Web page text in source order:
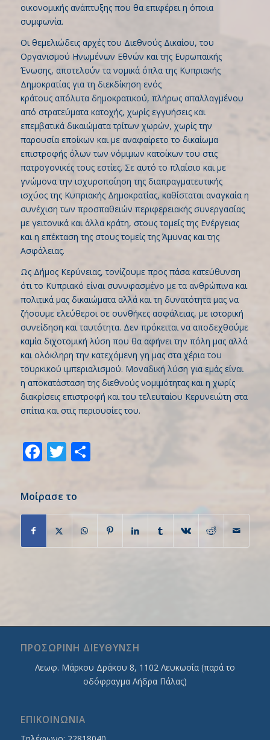
οικονομικής ανάπτυξης που θα επιφέρει η όποια
συμφωνία.
Οι θεμελιώδεις αρχές του Διεθνούς Δικαίου, του
Οργανισμού Ηνωμένων Εθνών και της Ευρωπαϊκής
Ένωσης, αποτελούν τα νομικά όπλα της Κυπριακής
Δημοκρατίας για τη διεκδίκηση ενός
κράτους απόλυτα δημοκρατικού, πλήρως απαλλαγμένου
από στρατεύματα κατοχής, χωρίς εγγυήσεις και
επεμβατικά δικαιώματα τρίτων χωρών, χωρίς την
παρουσία εποίκων και με αναφαίρετο το δικαίωμα
επιστροφής όλων των νόμιμων κατοίκων του στις
πατρογονικές τους εστίες. Σε αυτό το πλαίσιο και με
γνώμονα την ισχυροποίηση της διαπραγματευτικής
ισχύος της Κυπριακής Δημοκρατίας, καθίσταται αναγκαία η
συνέχιση των προσπαθειών περιφερειακής συνεργασίας
με γειτονικά και άλλα κράτη, στους τομείς της Ενέργειας
και η επέκταση της στους τομείς της Άμυνας και της
Ασφάλειας.
Ως Δήμος Κερύνειας, τονίζουμε προς πάσα κατεύθυνση
ότι το Κυπριακό είναι συνυφασμένο µε τα ανθρώπινα και
πολιτικά µας δικαιώματα αλλά και τη δυνατότητα µας να
ζήσουμε ελεύθεροι σε συνθήκες ασφάλειας, με ιστορική
συνείδηση και ταυτότητα. Δεν πρόκειται να αποδεχθούμε
καμία διχοτομική λύση που θα αφήνει την πόλη μας αλλά
και ολόκληρη την κατεχόμενη γη μας στα χέρια του
τουρκικού ιμπεριαλισμού. Μοναδική λύση για εμάς είναι
η αποκατάσταση της διεθνούς νομιμότητας και η χωρίς
διακρίσεις επιστροφή και του τελευταίου Κερυνειώτη στα
σπίτια και στις περιουσίες του.
Facebook
Twitter
Share
Μοίρασε το
ΠΡΟΣΩΡΙΝΗ ΔΙΕΥΘΥΝΣΗ
Λεωφ. Mάρκου Δράκου 8, 1102 Λευκωσία (παρά το
οδόφραγμα Λήδρα Πάλας)
ΕΠΙΚΟΙΝΩΝΙΑ